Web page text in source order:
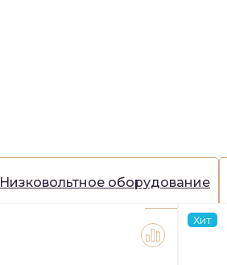
Низковольтное оборудование
Хит